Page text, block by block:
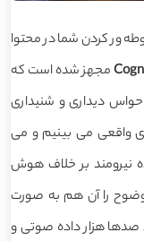
ور کردن شما در محتوا
مجهز شده است که
دیداری و شنیداری
واقعی می بینیم و می
نیرومند بر خلاف هوش
را آن هم به صورت
صدها هزار داده صوتی و